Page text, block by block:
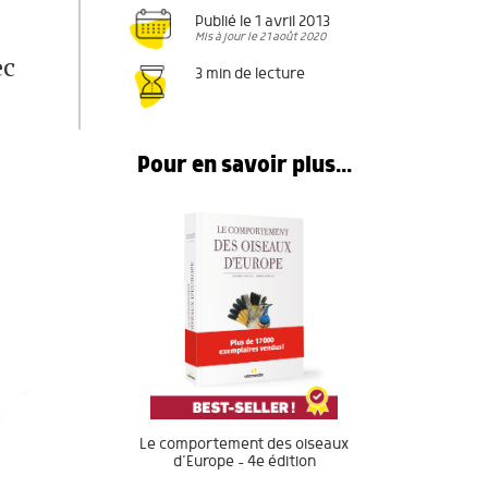
Publié le 1 avril 2013
Mis à jour le 21 août 2020
3 min de lecture
Pour en savoir plus...
Le comportement des oiseaux
d’Europe – 4e édition